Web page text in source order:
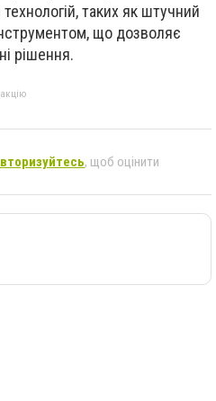
таких як штучний
що дозволяє
рішення.
, щоб оцінити